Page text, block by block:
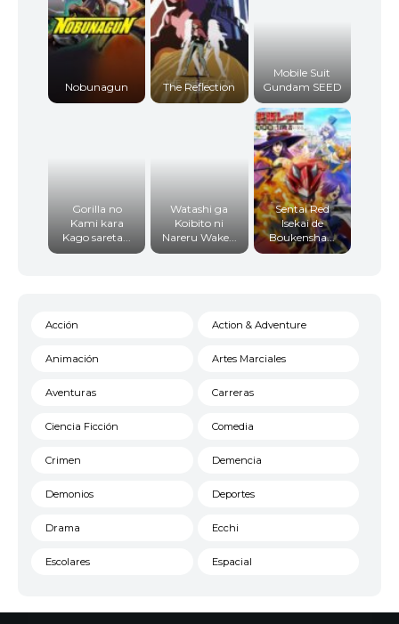
Nobunagun The Reflection
Mobile Suit
Gundam SEED
Gorilla no
Kami kara
Kago sareta...
Watashi ga
Koibito ni
Nareru Wake...
Sentai Red
Isekai de
Boukensha...
Acción Action & Adventure
Animación Artes Marciales
Aventuras Carreras
Ciencia Ficción Comedia
Crimen Demencia
Demonios Deportes
Drama Ecchi
Escolares Espacial